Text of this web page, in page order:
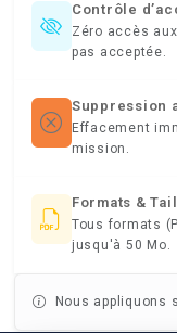
Contrôle
Zéro accès
pas acceptée.
Suppression
Effacement
mission.
Formats &
Tous formats
jusqu'à 50 Mo.
Nous appliquons